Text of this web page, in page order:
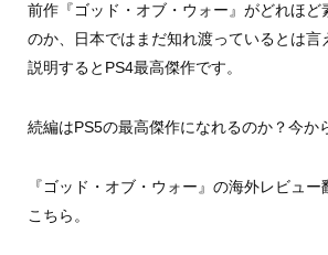
前作『ゴッド・オブ・ウォー』がどれほど
のか、日本ではまだ知れ渡っているとは言
説明するとPS4最高傑作です。
続編はPS5の最高傑作になれるのか？今か
『ゴッド・オブ・ウォー』の海外レビュ
こちら。